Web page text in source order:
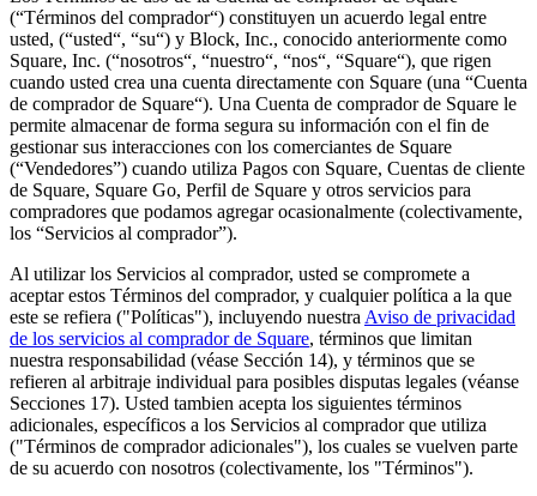
Atención al Cliente
Search
Proceso de pago
Tipos de negocio
Alimentos y bebidas
Tienda
Servicios
Todos los tipos de negocio
Productos
Hardware
Pagos
(“Términos del comprador“) constituyen un acuerdo legal entre
usted, (“usted“, “su“) y Block, Inc., conocido anteriormente como
Square, Inc. (“nosotros“, “nuestro“, “nos“, “Square“), que rigen
cuando usted crea una cuenta directamente con Square (una “Cuenta
de comprador de Square“). Una Cuenta de comprador de Square le
permite almacenar de forma segura su información con el fin de
gestionar sus interacciones con los comerciantes de Square
(“Vendedores”) cuando utiliza Pagos con Square, Cuentas de cliente
de Square, Square Go, Perfil de Square y otros servicios para
compradores que podamos agregar ocasionalmente (colectivamente,
los “Servicios al comprador”).
Al utilizar los Servicios al comprador, usted se compromete a
aceptar estos Términos del comprador, y cualquier política a la que
este se refiera ("Políticas"), incluyendo nuestra Aviso de privacidad
de los servicios al comprador de Square, términos que limitan
nuestra responsabilidad (véase Sección 14), y términos que se
refieren al arbitraje individual para posibles disputas legales (véanse
Secciones 17). Usted tambien acepta los siguientes términos
adicionales, específicos a los Servicios al comprador que utiliza
("Términos de comprador adicionales"), los cuales se vuelven parte
de su acuerdo con nosotros (colectivamente, los "Términos").